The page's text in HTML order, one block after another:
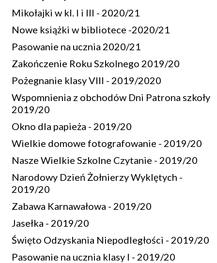
Mikołajki w kl. I i III - 2020/21
Nowe książki w bibliotece -2020/21
Pasowanie na ucznia 2020/21
Zakończenie Roku Szkolnego 2019/20
Pożegnanie klasy VIII - 2019/2020
Wspomnienia z obchodów Dni Patrona szkoły
2019/20
Okno dla papieża - 2019/20
Wielkie domowe fotografowanie - 2019/20
Nasze Wielkie Szkolne Czytanie - 2019/20
Narodowy Dzień Żołnierzy Wyklętych -
2019/20
Zabawa Karnawałowa - 2019/20
Jasełka - 2019/20
Święto Odzyskania Niepodległości - 2019/20
Pasowanie na ucznia klasy I - 2019/20